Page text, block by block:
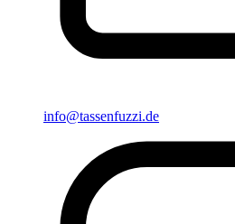
info@tassenfuzzi.de